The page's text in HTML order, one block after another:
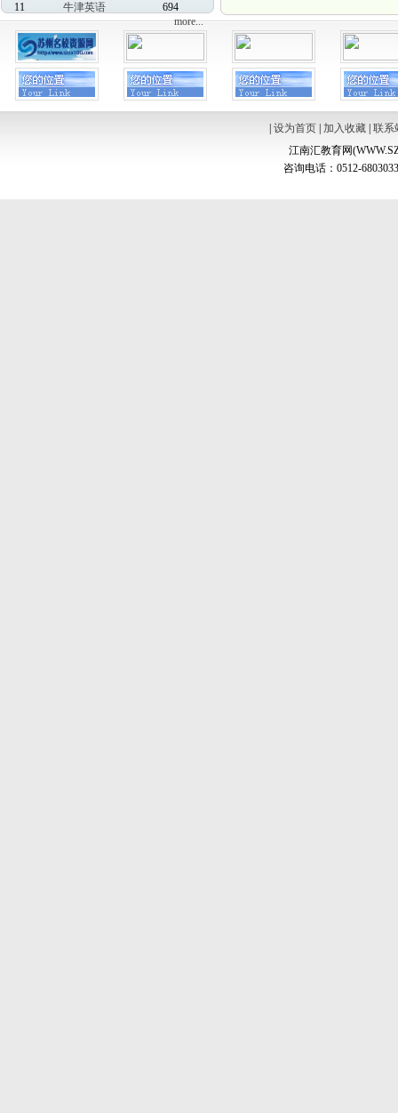
11
牛津英语
694
more...
设为首页| 加入收藏| 联系
江南汇教育网
咨询电话：0512-